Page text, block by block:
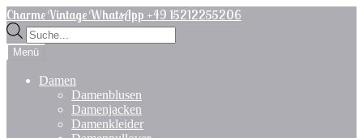
Zur
Navigation
springen
Zum
Inhalt
springen
Charme Vintage WhatsApp +49 15212255206
Products
search
Menü
Damen
Damenblusen
Damenjacken
Damenkleider